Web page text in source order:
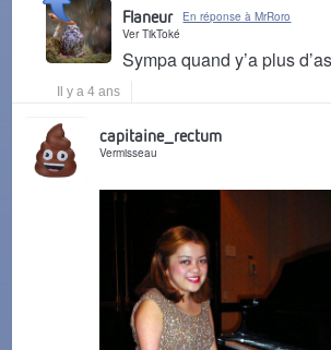
Flaneur
En réponse à MrRoro
Ver TikToké
Sympa quand y’a plus
Il y a 4 ans
capitaine_rectum
Vermisseau